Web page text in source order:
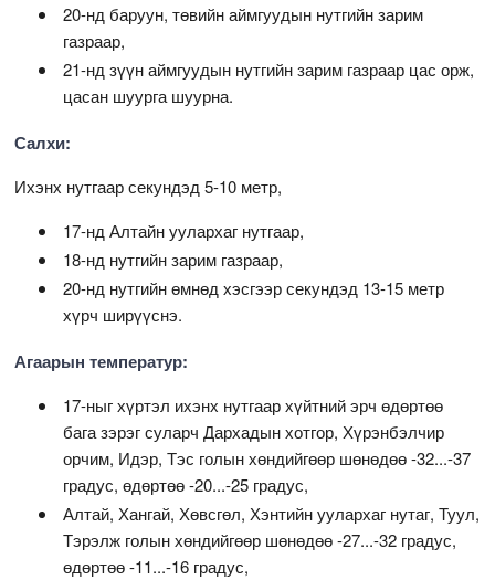
20-нд баруун, төвийн аймгуудын нутгийн зарим
газраар,
21-нд зүүн аймгуудын нутгийн зарим газраар цас орж,
цасан шуурга шуурна.
Салхи:
Ихэнх нутгаар секундэд 5-10 метр,
17-нд Алтайн уулархаг нутгаар,
18-нд нутгийн зарим газраар,
20-нд нутгийн өмнөд хэсгээр секундэд 13-15 метр
хүрч ширүүснэ.
Агаарын температур:
17-ныг хүртэл ихэнх нутгаар хүйтний эрч өдөртөө
бага зэрэг суларч Дархадын хотгор, Хүрэнбэлчир
орчим, Идэр, Тэс голын хөндийгөөр шөнөдөө -32...-37
градус, өдөртөө -20...-25 градус,
Алтай, Хангай, Хөвсгөл, Хэнтийн уулархаг нутаг, Туул,
Тэрэлж голын хөндийгөөр шөнөдөө -27...-32 градус,
өдөртөө -11...-16 градус,